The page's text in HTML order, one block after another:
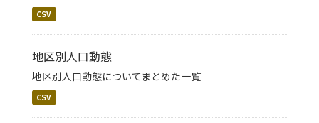
CSV
地区別人口動態
地区別人口動態についてまとめた一覧
CSV